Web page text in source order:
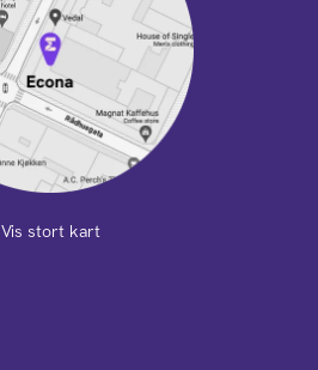
Vis stort kart